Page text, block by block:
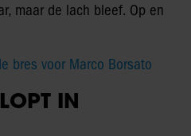
maar de lach bleef. Op en
bres voor Marco Borsato
IN